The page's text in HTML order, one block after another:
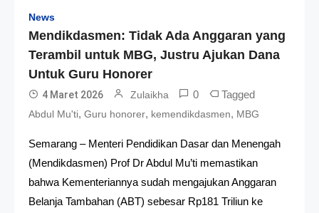
News
Mendikdasmen: Tidak Ada Anggaran yang
Terambil untuk MBG, Justru Ajukan Dana
Untuk Guru Honorer
4 Maret 2026 Zulaikha 0 Tagged
Abdul Mu'ti, Guru honorer, kemendikdasmen, MBG
Semarang – Menteri Pendidikan Dasar dan Menengah
(Mendikdasmen) Prof Dr Abdul Mu’ti memastikan
bahwa Kementeriannya sudah mengajukan Anggaran
Belanja Tambahan (ABT) sebesar Rp181 Triliun ke